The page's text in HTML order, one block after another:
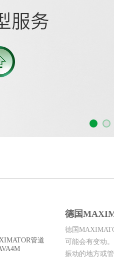
德国
德国
可能会有变动
振动的地方或管